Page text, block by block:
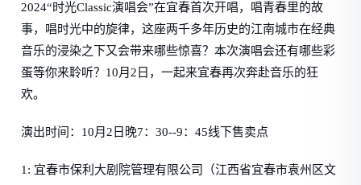
2024“时光Classic演唱会”在宜春首次开唱，唱青春里的故
事，唱时光中的旋律，这座两千多年历史的江南城市在经典
音乐的浸染之下又会带来哪些惊喜？本次演唱会还有哪些彩
蛋等你来聆听？10月2日，一起来宜春再次奔赴音乐的狂
欢。
演出时间：10月2日晚7：30--9：45线下售卖点
1: 宜春市保利大剧院管理有限公司（江西省宜春市袁州区文